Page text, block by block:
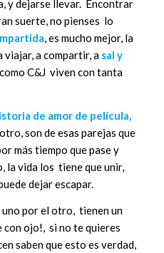
y dejarse llevar. Encontrar
suerte, no pienses lo
, es mucho mejor, la
viajar, a compartir, a sal y
C&J viven con tanta
de amor de película,
son de esas parejas que
más tiempo que pase y
la vida los tiene que unir,
dejar escapar.
por el otro, tienen un
con ojo!, si no te quieres
saben que esto es verdad,